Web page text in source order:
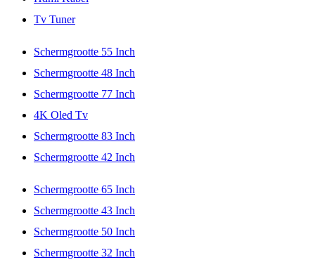
Tv Tuner
Schermgrootte 55 Inch
Schermgrootte 48 Inch
Schermgrootte 77 Inch
4K Oled Tv
Schermgrootte 83 Inch
Schermgrootte 42 Inch
Schermgrootte 65 Inch
Schermgrootte 43 Inch
Schermgrootte 50 Inch
Schermgrootte 32 Inch